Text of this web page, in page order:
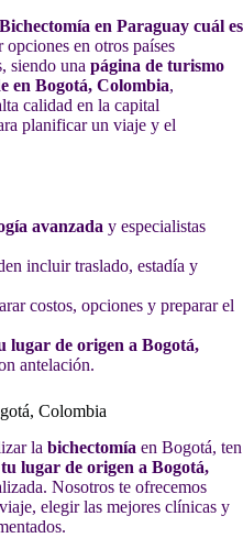
Bichectomía en Paraguay cuál es
en otros países
siendo una página de turismo
en Bogotá, Colombia,
calidad en la capital
planificar un viaje y el
avanzada y especialistas
incluir traslado, estadía y
costos, opciones y preparar el
lugar de origen a Bogotá,
antelación.
Colombia
la bichectomía en Bogotá, ten
lugar de origen a Bogotá,
Nosotros te ofrecemos
elegir las mejores clínicas y